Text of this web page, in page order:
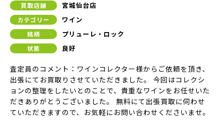
買取店舗
宮城仙台店
カテゴリー ワイン
銘柄 プリューレ・ロック
状態 良好
査定員のコメント：ワインコレクター様からご依頼を頂き、
出張にてお買取りさせていただきました。 今回はコレクシ
ョンの整理をしたいとのことで、貴重なワインをお任せいた
だきありがとうございました。 無料にて出張買取に伺わせ
ていただきますので、お気軽にお問い合わせくださいませ。